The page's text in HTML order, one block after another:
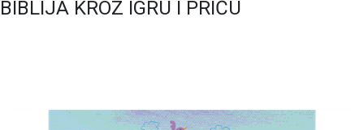
BIBLIJA KROZ IGRU I PRIČU